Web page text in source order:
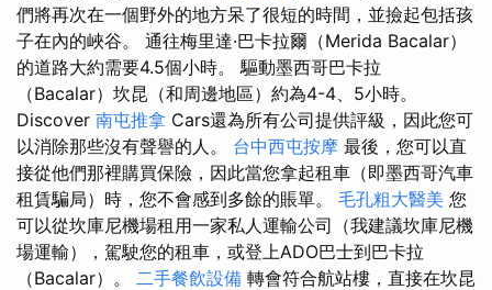
們將再次在一個野外的地方呆了很短的時間，並撿起包括孩
子在內的峽谷。 通往梅里達·巴卡拉爾（Merida Bacalar）
的道路大約需要4.5個小時。 驅動墨西哥巴卡拉
（Bacalar）坎昆（和周邊地區）約為4-4、5小時。
Discover 南屯推拿 Cars還為所有公司提供評級，因此您可
以消除那些沒有聲譽的人。 台中西屯按摩 最後，您可以直
接從他們那裡購買保險，因此當您拿起租車（即墨西哥汽車
租賃騙局）時，您不會感到多餘的賬單。 毛孔粗大醫美 您
可以從坎庫尼機場租用一家私人運輸公司（我建議坎庫尼機
場運輸），駕駛您的租車，或登上ADO巴士到巴卡拉
（Bacalar）。 二手餐飲設備 轉會符合航站樓，直接在坎昆